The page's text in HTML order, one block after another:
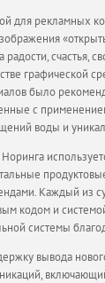
для рекламных
радости,
графической
было
с
воды и
Каждый из
кодом и
системы
вывода